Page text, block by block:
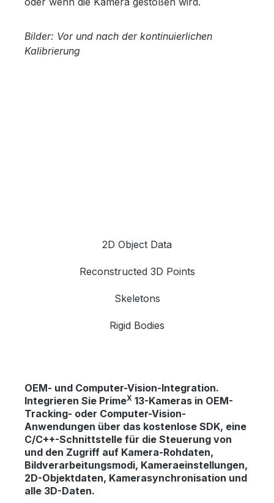
Bilder: Vor und nach der kontinuierlichen
Kalibrierung
2D Object Data
Reconstructed 3D Points
Skeletons
Rigid Bodies
OEM- und Computer-Vision-Integration.
Integrieren Sie PrimeX 13-Kameras in OEM-
Tracking- oder Computer-Vision-
Anwendungen über das kostenlose SDK, eine
C/C++-Schnittstelle für die Steuerung von
und den Zugriff auf Kamera-Rohdaten,
Bildverarbeitungsmodi, Kameraeinstellungen,
2D-Objektdaten, Kamerasynchronisation und
alle 3D-Daten.